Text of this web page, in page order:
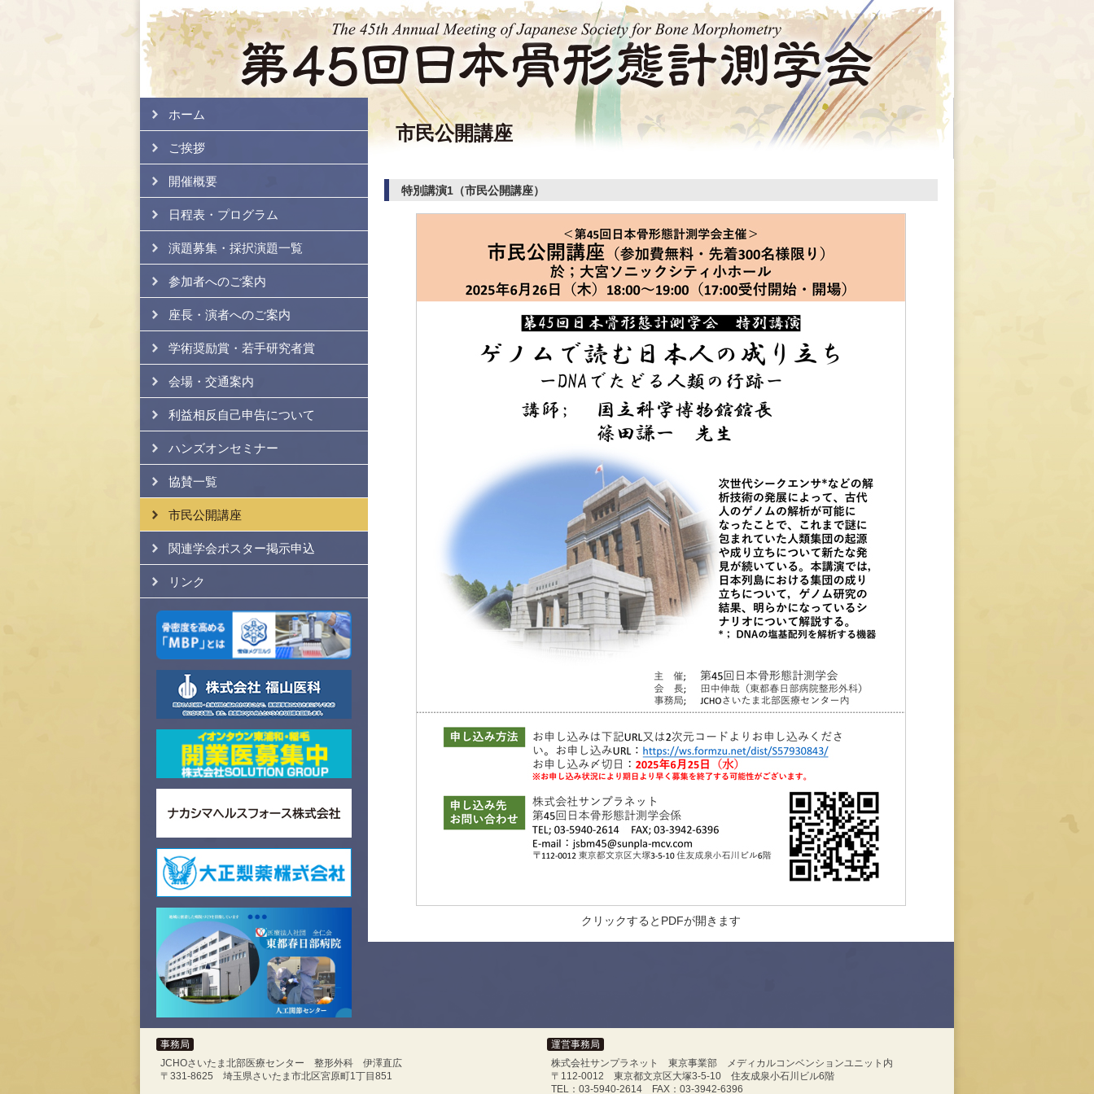
ホーム
ご挨拶
開催概要
日程表・プログラム
演題募集・採択演題一覧
参加者へのご案内
座長・演者へのご案内
学術奨励賞・若手研究者賞
会場・交通案内
利益相反自己申告について
ハンズオンセミナー
協賛一覧
市民公開講座
関連学会ポスター掲示申込
リンク
市民公開講座
特別講演1（市民公開講座）
クリックするとPDFが開きます
事務局
JCHOさいたま北部医療センター 整形外科 伊澤直広
〒331-8625 埼玉県さいたま市北区宮原町1丁目851
運営事務局
株式会社サンプラネット 東京事業部 メディカルコンベンションユニット内
〒112-0012 東京都文京区大塚3-5-10 住友成泉小石川ビル6階
TEL：03-5940-2614 FAX：03-3942-6396